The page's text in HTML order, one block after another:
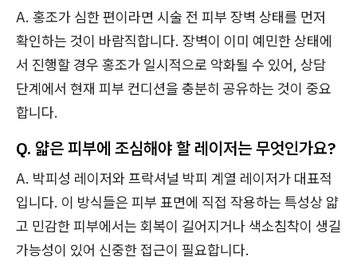
A. 홍조가 심한 편이라면 시술 전 피부 장벽 상태를 먼저
확인하는 것이 바람직합니다. 장벽이 이미 예민한 상태에
서 진행할 경우 홍조가 일시적으로 악화될 수 있어, 상담
단계에서 현재 피부 컨디션을 충분히 공유하는 것이 중요
합니다.
Q. 얇은 피부에 조심해야 할 레이저는 무엇인가요?
A. 박피성 레이저와 프락셔널 박피 계열 레이저가 대표적
입니다. 이 방식들은 피부 표면에 직접 작용하는 특성상 얇
고 민감한 피부에서는 회복이 길어지거나 색소침착이 생길
가능성이 있어 신중한 접근이 필요합니다.